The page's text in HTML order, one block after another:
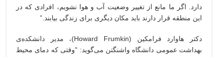
دارد. اگر ما مانع از تغییر وضعیت آب و هوا نشویم، افرادی که در
این منطقه قرار دارند باید مکان دیگری برای زندگی بیابند.”
دکتر هاوارد فرامکین (Howard Frumkin)، مدیر دانشکده‌ی
بهداشت عمومی دانشگاه واشنگتن می‌گوید: "وقتی که دمای محیط